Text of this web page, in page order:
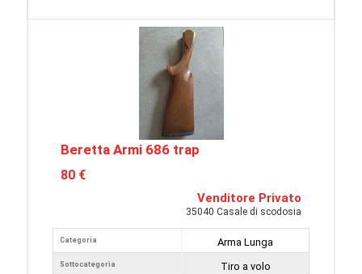
Beretta Armi 686 trap
80 €
Venditore Privato
35040 Casale di scodosia
Categoria
Sottocategoria
Arma Lunga
Tiro a volo